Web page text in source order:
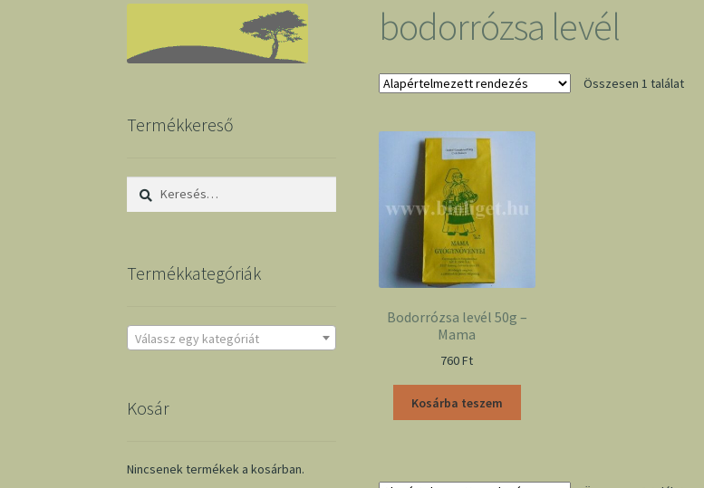
bodorrózsa levél
Összesen 1 találat
Bodorrózsa levél 50g –
Mama
760Ft
Kosárba teszem
Termékkereső
Keresés:
Termékkategóriák
Válassz egy kategóriát
Kosár
Nincsenek termékek a kosárban.